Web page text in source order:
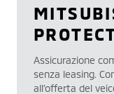
Assicurazione
senza leasing.
all’offerta del